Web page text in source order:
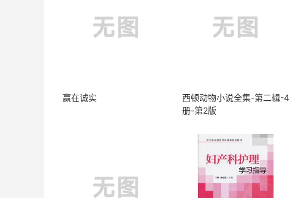
赢在诚实
西顿动物小说全集-第二辑-4
册-第2版